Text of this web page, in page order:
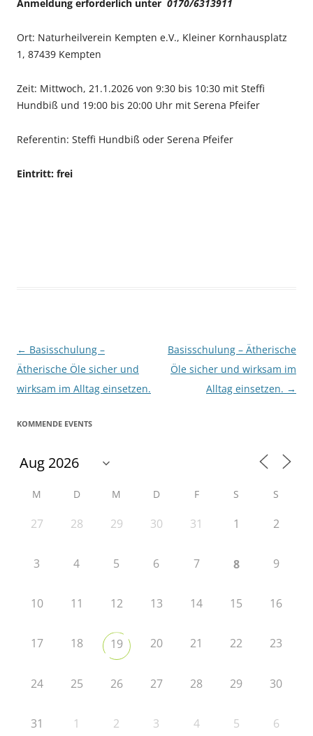
Anmeldung erforderlich unter 0170/6313911
Ort: Naturheilverein Kempten e.V., Kleiner Kornhausplatz
1, 87439 Kempten
Zeit: Mittwoch, 21.1.2026 von 9:30 bis 10:30 mit Steffi
Hundbiß und 19:00 bis 20:00 Uhr mit Serena Pfeifer
Referentin: Steffi Hundbiß oder Serena Pfeifer
Eintritt: frei
Beitragsnavigation
← Basisschulung –
Ätherische Öle sicher und
wirksam im Alltag einsetzen.
Basisschulung – Ätherische
Öle sicher und wirksam im
Alltag einsetzen. →
KOMMENDE EVENTS
M D M D F S S
27 28 29 30 31 1 2
3 4 5 6 7 8 9
10 11 12 13 14 15 16
17 18 19 20 21 22 23
24 25 26 27 28 29 30
31 1 2 3 4 5 6